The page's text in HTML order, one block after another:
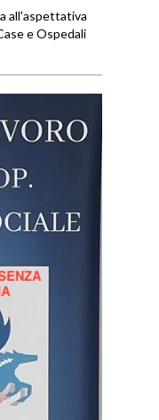
all'aspettativa
e Ospedali